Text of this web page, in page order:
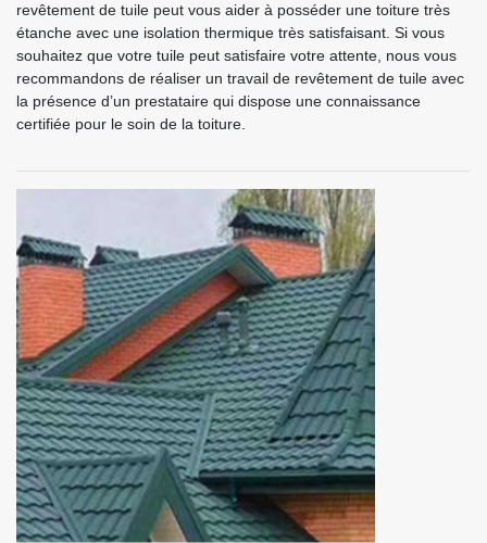
revêtement de tuile peut vous aider à posséder une toiture très
étanche avec une isolation thermique très satisfaisant. Si vous
souhaitez que votre tuile peut satisfaire votre attente, nous vous
recommandons de réaliser un travail de revêtement de tuile avec
la présence d’un prestataire qui dispose une connaissance
certifiée pour le soin de la toiture.